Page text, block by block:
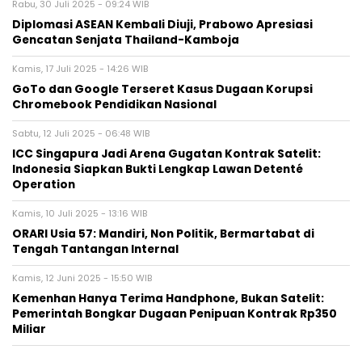
BERITA TERKAIT
Rabu, 30 Juli 2025 - 09:24 WIB
Diplomasi ASEAN Kembali Diuji, Prabowo Apresiasi
Gencatan Senjata Thailand-Kamboja
Kamis, 17 Juli 2025 - 14:26 WIB
GoTo dan Google Terseret Kasus Dugaan Korupsi
Chromebook Pendidikan Nasional
Sabtu, 12 Juli 2025 - 06:48 WIB
ICC Singapura Jadi Arena Gugatan Kontrak Satelit:
Indonesia Siapkan Bukti Lengkap Lawan Detenté
Operation
Kamis, 10 Juli 2025 - 13:16 WIB
ORARI Usia 57: Mandiri, Non Politik, Bermartabat di
Tengah Tantangan Internal
Kamis, 12 Juni 2025 - 15:50 WIB